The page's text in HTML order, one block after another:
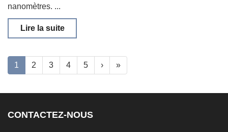
nanomètres. ...
Lire la suite
1 2 3 4 5 › »
CONTACTEZ-NOUS